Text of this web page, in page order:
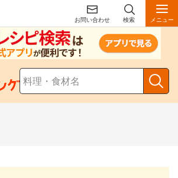
お問い合わせ 検索 メニュー